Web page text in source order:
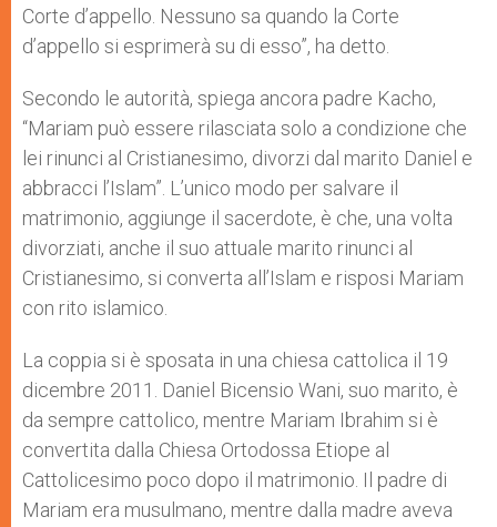
Corte d’appello. Nessuno sa quando la Corte
d’appello si esprimerà su di esso”, ha detto.
Secondo le autorità, spiega ancora padre Kacho,
“Mariam può essere rilasciata solo a condizione che
lei rinunci al Cristianesimo, divorzi dal marito Daniel e
abbracci l’Islam”. L’unico modo per salvare il
matrimonio, aggiunge il sacerdote, è che, una volta
divorziati, anche il suo attuale marito rinunci al
Cristianesimo, si converta all’Islam e risposi Mariam
con rito islamico.
La coppia si è sposata in una chiesa cattolica il 19
dicembre 2011. Daniel Bicensio Wani, suo marito, è
da sempre cattolico, mentre Mariam Ibrahim si è
convertita dalla Chiesa Ortodossa Etiope al
Cattolicesimo poco dopo il matrimonio. Il padre di
Mariam era musulmano, mentre dalla madre aveva